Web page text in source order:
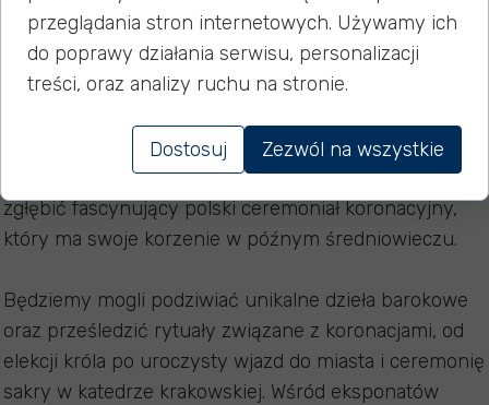
Muzeum Narodowym w Warszawie.
To niepowtarzalna szansa, by na własne oczy
(1697) oraz Augusta III i jego żony Marii Józefy (1734),
które miały miejsce na Wawelu. Wystawa pozwoli nam
zgłębić fascynujący polski ceremoniał koronacyjny,
który ma swoje korzenie w późnym średniowieczu.
Będziemy mogli podziwiać unikalne dzieła barokowe
oraz prześledzić rytuały związane z koronacjami, od
elekcji króla po uroczysty wjazd do miasta i ceremonię
sakry w katedrze krakowskiej. Wśród eksponatów
przeglądania stron internetowych. Używamy ich
do poprawy działania serwisu, personalizacji
treści, oraz analizy ruchu na stronie.
Dostosuj Zezwól na wszystkie